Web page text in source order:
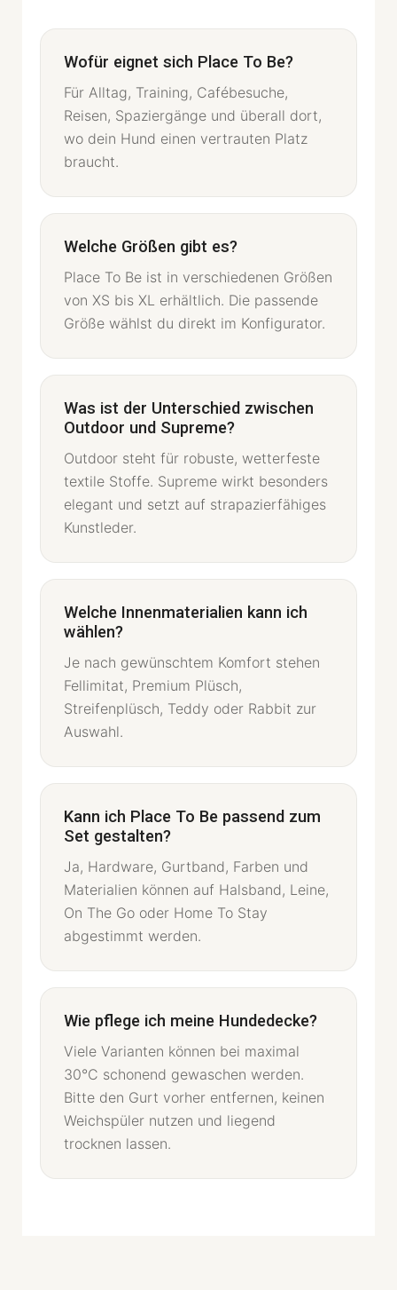
Wofür eignet sich Place To Be?
Für Alltag, Training, Cafébesuche,
Reisen, Spaziergänge und überall dort,
wo dein Hund einen vertrauten Platz
braucht.
Welche Größen gibt es?
Place To Be ist in verschiedenen Größen
von XS bis XL erhältlich. Die passende
Größe wählst du direkt im Konfigurator.
Was ist der Unterschied zwischen
Outdoor und Supreme?
Outdoor steht für robuste, wetterfeste
textile Stoffe. Supreme wirkt besonders
elegant und setzt auf strapazierfähiges
Kunstleder.
Welche Innenmaterialien kann ich
wählen?
Je nach gewünschtem Komfort stehen
Fellimitat, Premium Plüsch,
Streifenplüsch, Teddy oder Rabbit zur
Auswahl.
Kann ich Place To Be passend zum
Set gestalten?
Ja, Hardware, Gurtband, Farben und
Materialien können auf Halsband, Leine,
On The Go oder Home To Stay
abgestimmt werden.
Wie pflege ich meine Hundedecke?
Viele Varianten können bei maximal
30°C schonend gewaschen werden.
Bitte den Gurt vorher entfernen, keinen
Weichspüler nutzen und liegend
trocknen lassen.